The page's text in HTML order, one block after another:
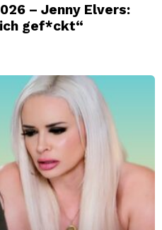
– Jenny Elvers:
gef*ckt“